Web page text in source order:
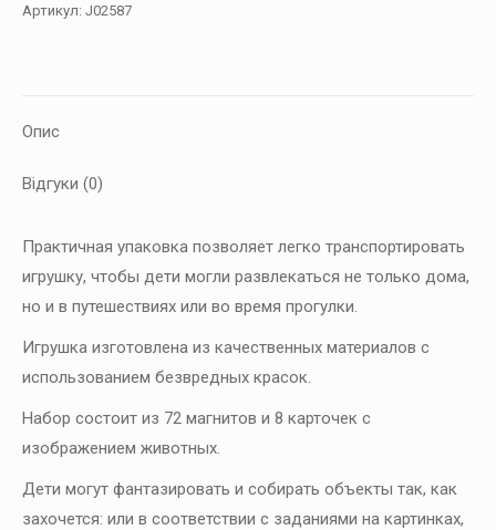
Микс
Артикул: J02587
Опис
Відгуки (0)
Практичная упаковка позволяет легко транспортировать
игрушку, чтобы дети могли развлекаться не только дома,
но и в путешествиях или во время прогулки.
Игрушка изготовлена из качественных материалов с
использованием безвредных красок.
Набор состоит из 72 магнитов и 8 карточек с
изображением животных.
Дети могут фантазировать и собирать объекты так, как
захочется: или в соответствии с заданиями на картинках,